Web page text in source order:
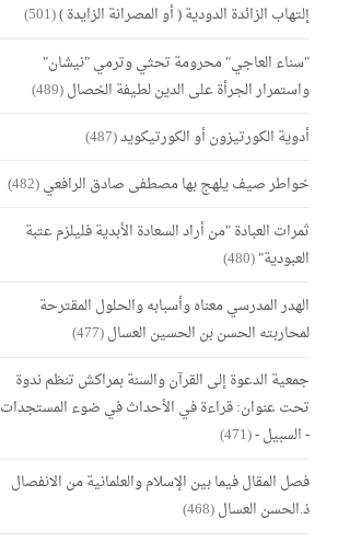
إلتهاب الزائدة الدودية ( أو المصرانة الزايدة )(501)
"سناء العاجي" محرومة تحثي وترمي "نيشان"
واستمرار الجرأة على الدين لطيفة الخصال(489)
أدوية الكورتيزون أو الكورتيكويد(487)
خواطر صيف يلهج بها مصطفى صادق الرافعي(482)
ثمرات العبادة "من أراد السعادة الأبدية فليلزم عتبة
العبودية"(480)
الهدر المدرسي معناه وأسبابه والحلول المقترحة
لمحاربته الحسن بن الحسين العسال(477)
جمعية الدعوة إلى القرآن والسنة بمراكش تنظم ندوة
تحت عنوان: قراءة في الأحداث في ضوء المستجدات
- السبيل -(471)
فصل المقال فيما بين الإسلام والعلمانية من الانفصال
ذ.الحسن العسال(468)